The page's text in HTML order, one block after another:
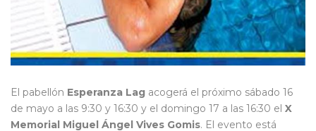
El pabellón Esperanza Lag acogerá el próximo sábado 16
de mayo a las 9:30 y 16:30 y el domingo 17 a las 16:30 el X
Memorial Miguel Ángel Vives Gomis. El evento está